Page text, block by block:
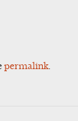
permalink